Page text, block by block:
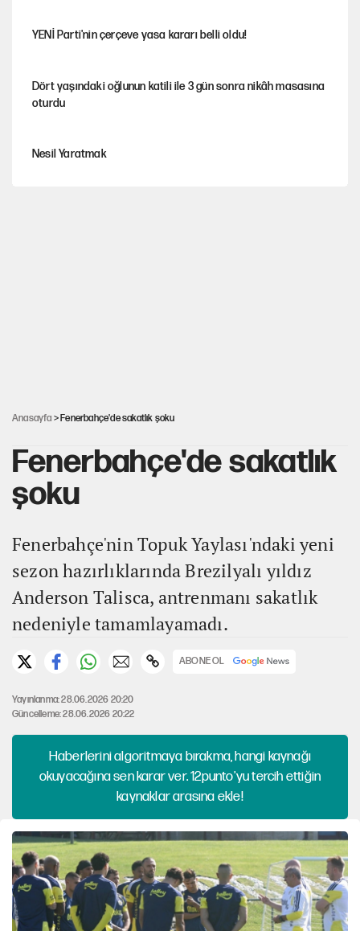
YENİ Parti'nin çerçeve yasa kararı belli oldu!
Dört yaşındaki oğlunun katili ile 3 gün sonra nikâh masasına
oturdu
Nesil Yaratmak
Anasayfa > Fenerbahçe'de sakatlık şoku
Fenerbahçe'de sakatlık
şoku
Fenerbahçe'nin Topuk Yaylası'ndaki yeni
sezon hazırlıklarında Brezilyalı yıldız
Anderson Talisca, antrenmanı sakatlık
nedeniyle tamamlayamadı.
ABONE OL
Yayınlanma: 28.06.2026 20:20
Güncelleme: 28.06.2026 20:22
Haberlerini algoritmaya bırakma, hangi kaynağı
okuyacağına sen karar ver. 12punto'yu tercih ettiğin
kaynaklar arasına ekle!